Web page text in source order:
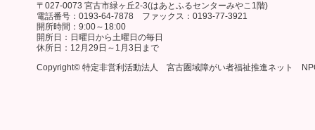
〒027-0073 宮古市緑ヶ丘2-3(はあとふるセンターみやこ1階)
電話番号：0193-64-7878 ファックス：0193-77-3921
開所時間：9:00～18:00
開所日：日曜日から土曜日の毎日
休所日：12月29日～1月3日まで
Copyright© 特定非営利活動法人 宮古圏域障がい者福祉推進ネット